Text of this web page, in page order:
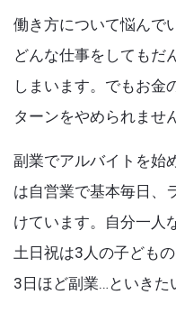
ル
ェ
Latest
Articles
ce
b
o
o
k
e
働き方について悩んで
どんな仕事をしてもだ
しまいます。でもお金
ターンをやめられませ
副業でアルバイトを始
は自営業で基本毎日、
けています。自分一人
土日祝は3人の子ども
3日ほど副業…といきた